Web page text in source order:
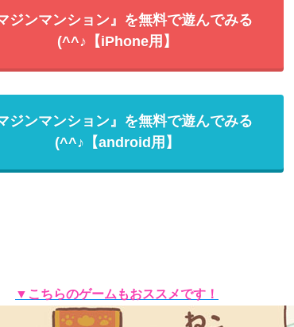
ジンマンション』を無料で遊んでみる
(^^♪【iPhone用】
ジンマンション』を無料で遊んでみる
(^^♪【android用】
▼こちらのゲームもおススメです！